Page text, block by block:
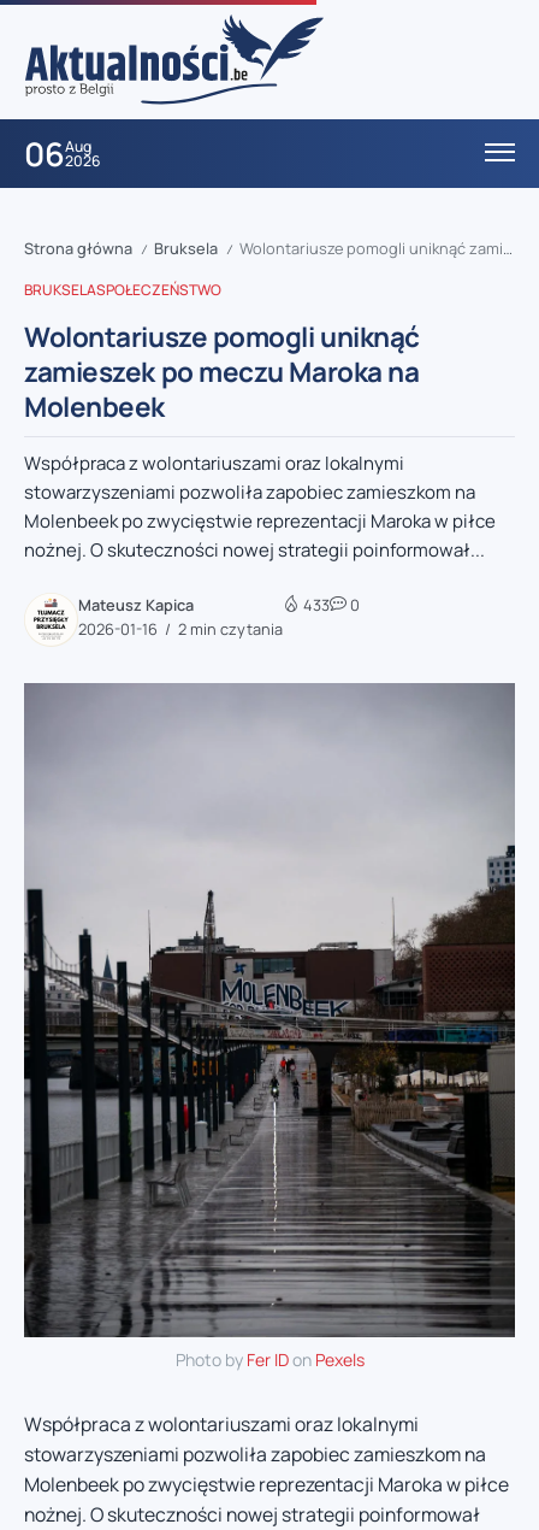
06Aug
2026
Strona główna / Bruksela / Wolontariusze pomogli uniknąć zamieszek po meczu Maroka na Molenbeek
BRUKSELASPOŁECZEŃSTWO
Wolontariusze pomogli uniknąć
zamieszek po meczu Maroka na
Molenbeek
Współpraca z wolontariuszami oraz lokalnymi
stowarzyszeniami pozwoliła zapobiec zamieszkom na
Molenbeek po zwycięstwie reprezentacji Maroka w piłce
nożnej. O skuteczności nowej strategii poinformował...
Mateusz Kapica
2026-01-16
2 min czytania
433 0
Photo by Fer IDon Pexels
Współpraca z wolontariuszami oraz lokalnymi
stowarzyszeniami pozwoliła zapobiec zamieszkom na
Molenbeek po zwycięstwie reprezentacji Maroka w piłce
nożnej. O skuteczności nowej strategii poinformował